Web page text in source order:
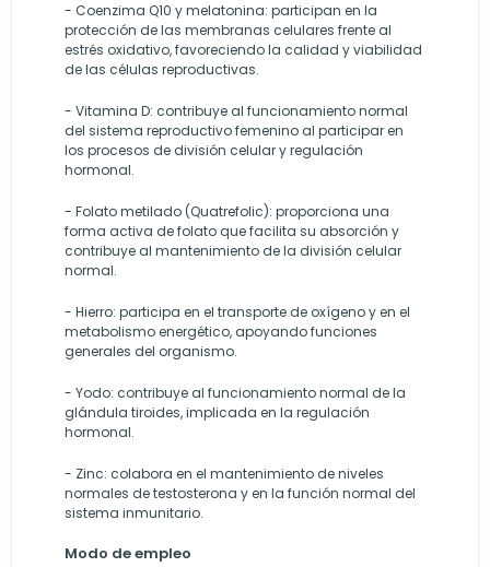
- Coenzima Q10 y melatonina: participan en la
protección de las membranas celulares frente al
estrés oxidativo, favoreciendo la calidad y viabilidad
de las células reproductivas.
- Vitamina D: contribuye al funcionamiento normal
del sistema reproductivo femenino al participar en
los procesos de división celular y regulación
hormonal.
- Folato metilado (Quatrefolic): proporciona una
forma activa de folato que facilita su absorción y
contribuye al mantenimiento de la división celular
normal.
- Hierro: participa en el transporte de oxígeno y en el
metabolismo energético, apoyando funciones
generales del organismo.
- Yodo: contribuye al funcionamiento normal de la
glándula tiroides, implicada en la regulación
hormonal.
- Zinc: colabora en el mantenimiento de niveles
normales de testosterona y en la función normal del
sistema inmunitario.
Modo de empleo